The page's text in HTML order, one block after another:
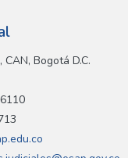
Bogotá D.C.